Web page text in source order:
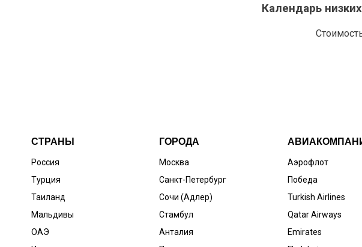
Календарь
СТРАНЫ
Россия
Турция
Таиланд
Мальдивы
ОАЭ
ГОРОДА
Москва
Санкт-Петербург
Сочи (Адлер)
Стамбул
Анталия
Аэрофлот
Победа
Turkish Airlines
Qatar Airways
Emirates